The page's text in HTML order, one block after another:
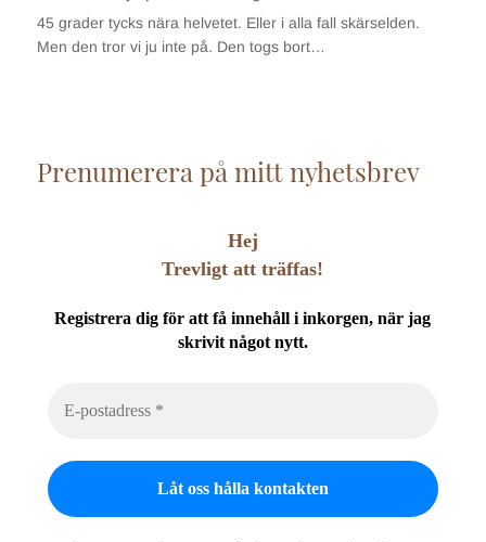
45 grader tycks nära helvetet. Eller i alla fall skärselden.
Men den tror vi ju inte på. Den togs bort…
Prenumerera på mitt nyhetsbrev
Hej
Trevligt att träffas!
Registrera dig för att få innehåll i inkorgen, när jag
skrivit något nytt.